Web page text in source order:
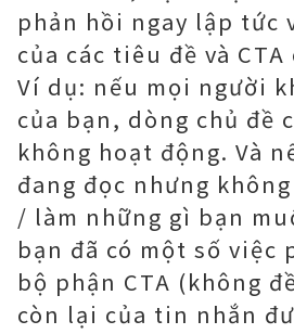
phản hồi ngay lập tức
của các tiêu đề và CTA
Ví dụ: nếu mọi người
của bạn, dòng chủ đề
không hoạt động. Và
đang đọc nhưng
/ làm những gì bạn
bạn đã có một số việc
bộ phận CTA (không
còn lại của tin nhắn